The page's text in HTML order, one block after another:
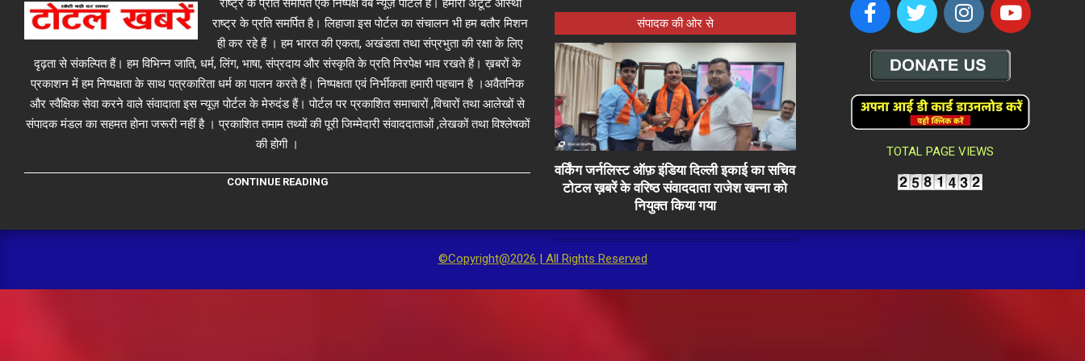
राष्ट्र के प्रति समर्पित एक निष्पक्ष वेब न्यूज़ पोर्टल है। हमारी अटूट आस्था
राष्ट्र के प्रति समर्पित है। लिहाजा इस पोर्टल का संचालन भी हम बतौर मिशन
ही कर रहे हैं । हम भारत की एकता, अखंडता तथा संप्रभुता की रक्षा के लिए
दृढ़ता से संकल्पित हैं। हम विभिन्न जाति, धर्म, लिंग, भाषा, संप्रदाय और संस्कृति के प्रति निरपेक्ष भाव रखते हैं। ख़बरों के
प्रकाशन में हम निष्पक्षता के साथ पत्रकारिता धर्म का पालन करते हैं। निष्पक्षता एवं निर्भीकता हमारी पहचान है ।अवैतनिक
और स्वैक्षिक सेवा करने वाले संवादाता इस न्यूज़ पोर्टल के मेरुदंड हैं। पोर्टल पर प्रकाशित समाचारों ,विचारों तथा आलेखों से
संपादक मंडल का सहमत होना जरूरी नहीं है । प्रकाशित तमाम तथ्यों की पूरी जिम्मेदारी संवाददाताओं ,लेखकों तथा विश्लेषकों
की होगी ।
CONTINUE READING
संपादक की ओर से
वर्किंग जर्नलिस्ट ऑफ़ इंडिया दिल्ली इकाई का सचिव
टोटल ख़बरें के वरिष्ठ संवाददाता राजेश खन्ना को
नियुक्त किया गया
TOTAL PAGE VIEWS
©Copyright@2026 | All Rights Reserved